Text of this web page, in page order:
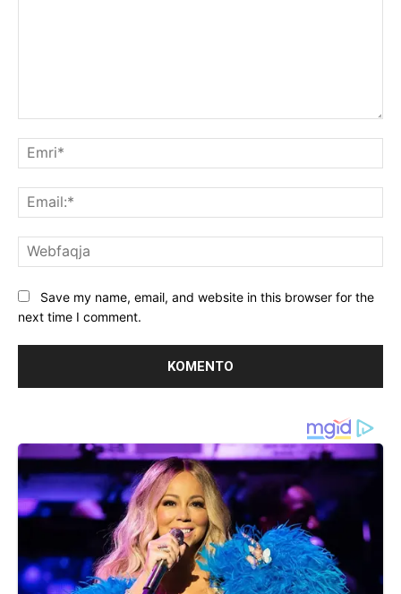
Save my name, email, and website in this browser for the
next time I comment.